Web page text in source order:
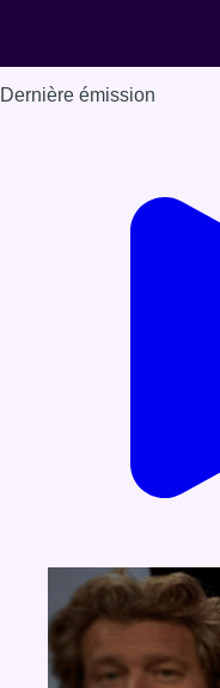
Dernière émission